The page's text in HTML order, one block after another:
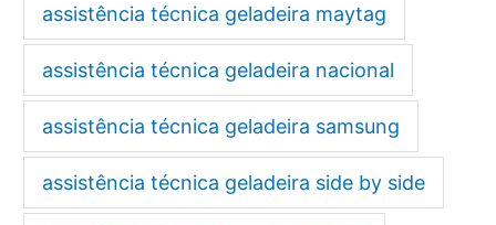
assistência técnica geladeira maytag
assistência técnica geladeira nacional
assistência técnica geladeira samsung
assistência técnica geladeira side by side